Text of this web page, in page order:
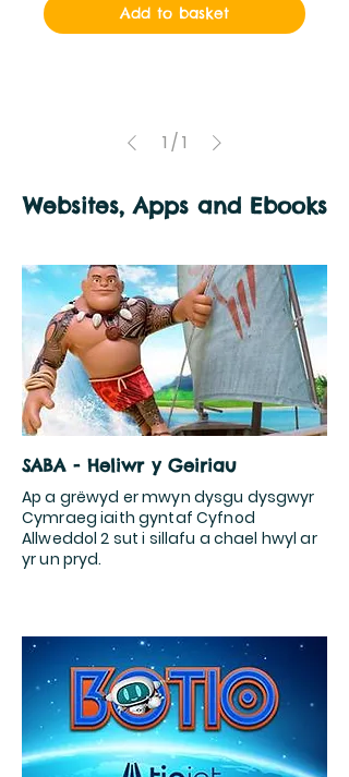
Add to basket
1 /1
Websites, Apps and Ebooks
SABA - Heliwr y Geiriau
Ap a grëwyd er mwyn dysgu dysgwyr
Cymraeg iaith gyntaf Cyfnod
Allweddol 2 sut i sillafu a chael hwyl ar
yr un pryd.